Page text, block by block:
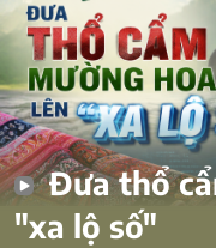
Đưa thổ
"xa lộ số"